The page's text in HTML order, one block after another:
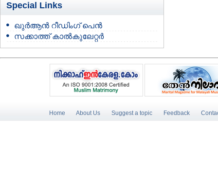
Special Links
ഖുർആൻ റീഡിംഗ് പെൻ
സക്കാത്ത് കാൽകുലേറ്റർ
Home About Us Suggest a topic Feedback